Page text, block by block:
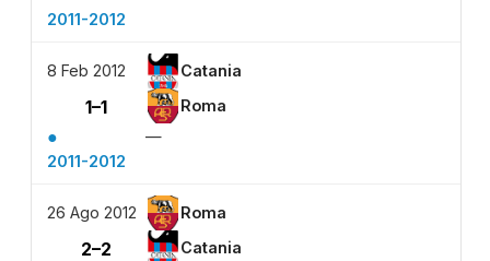
2011-2012
8 Feb 2012 Catania
1–1 Roma
●
—
2011-2012
26 Ago 2012 Roma
2–2 Catania